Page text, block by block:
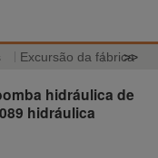
Excursão da fábrica
>>
hidráulica de
hidráulica